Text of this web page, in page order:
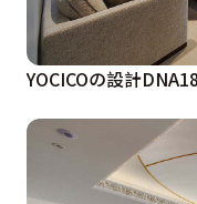
YOCICOの設計